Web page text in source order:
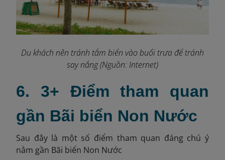
Du khách nên tránh tắm biển vào buổi trưa để tránh
say nắng (Nguồn: Internet)
6. 3+ Điểm tham quan
gần Bãi biển Non Nước
Sau đây là một số điểm tham quan đáng chú ý
nằm gần Bãi biển Non Nước